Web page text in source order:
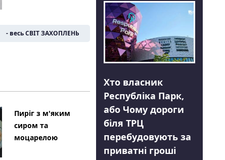
- весь СВІТ ЗАХОПЛЕНЬ
Пиріг з м'яким
сиром та
моцарелою
Хто власник
Республіка Парк,
або Чому дороги
біля ТРЦ
перебудовують за
приватні гроші